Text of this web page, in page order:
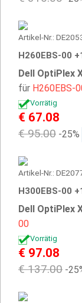
Artikel-Nr.:
H260EBS-00
Dell OptiPlex
für H260EBS-
Vorrätig
€ 67.08
€ 95.00 -25%
Artikel-Nr.:
H300EBS-00
Dell OptiPlex
00
Vorrätig
€ 97.08
€ 137.00 -